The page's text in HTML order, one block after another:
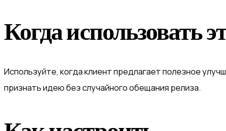
Когда использовать
Используйте, когда клиент предлагает полезное
признать идею без случайного обещания релиза.